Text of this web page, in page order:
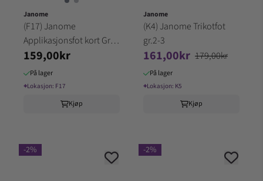
Janome
(F17) Janome
Applikasjonsfot kort Gr.2-
3
159,00kr
På lager
⌖Lokasjon: F17
Kjøp
Janome
(K4) Janome Trikotfot
gr.2-3
161,00kr 179,00kr
På lager
⌖Lokasjon: K5
Kjøp
-2% -2%